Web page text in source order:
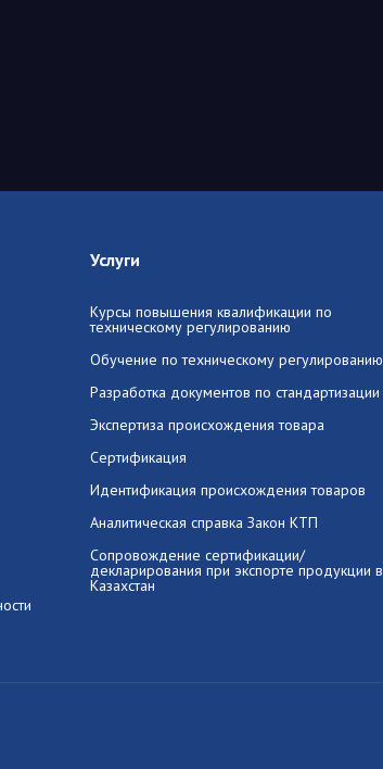
Услуги
Курсы повышения квалификации по
техническому регулированию
Обучение по техническому регулированию
Разработка документов по стандартизации
Экспертиза происхождения товара
Сертификация
Идентификация происхождения товаров
Аналитическая справка Закон КТП
Сопровождение сертификации/
декларирования при экспорте продукции в
Казахстан